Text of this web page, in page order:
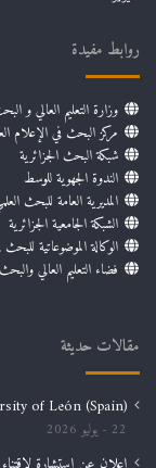
روابط مفيدة
وزارة التعليم العالي و
مركز البحث في الإعلام
شبكة البحث الجزائرية
الندوة الجهوية للوسط
المديرية العامة للبحث
الشبكة الجامعية الجزائرية
الوكالة الموضوعاتية
فضاء التعليم العالي
مقالات حديثة
of León (Spain)
22 يوليو 2026